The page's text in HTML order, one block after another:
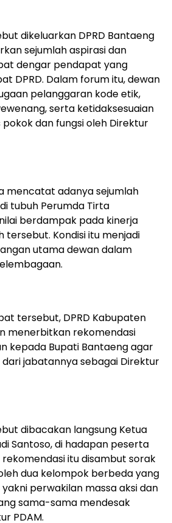
dikeluarkan DPRD Bantaeng
sejumlah aspirasi dan
dengar pendapat yang
DPRD. Dalam forum itu, dewan
pelanggaran kode etik,
serta ketidaksesuaian
dan fungsi oleh Direktur
mencatat adanya sejumlah
tubuh Perumda Tirta
berdampak pada kinerja
tersebut. Kondisi itu menjadi
utama dewan dalam
tersebut, DPRD Kabupaten
menerbitkan rekomendasi
kepada Bupati Bantaeng agar
jabatannya sebagai Direktur
dibacakan langsung Ketua
Santoso, di hadapan peserta
itu disambut sorak
dua kelompok berbeda yang
perwakilan massa aksi dan
sama-sama mendesak
PDAM.